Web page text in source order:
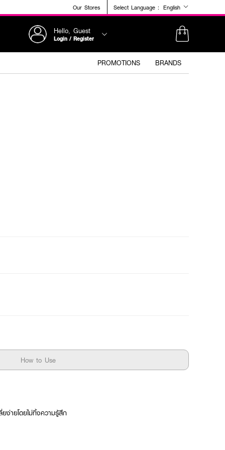
Our Stores Select Language : English
Hello, Guest
Login / Register
PROMOTIONS BRANDS
How to Use
ง่ายโดยไม่ทิ้งความรู้สึก